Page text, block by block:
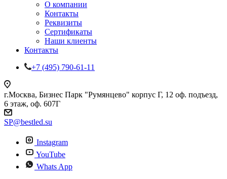
О компании
Контакты
Реквизиты
Сертификаты
Наши клиенты
Контакты
+7 (495) 790-61-11
г.Москва, Бизнес Парк "Румянцево" корпус Г, 12 оф. подъезд,
6 этаж, оф. 607Г
SP@bestled.su
Instagram
YouTube
Whats App